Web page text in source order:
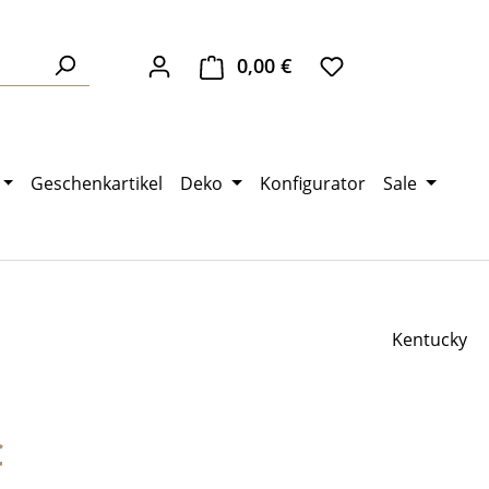
0,00 €Warenkorb enthält 0
Geschenkartikel Deko Konfigurator Sale
Kentucky